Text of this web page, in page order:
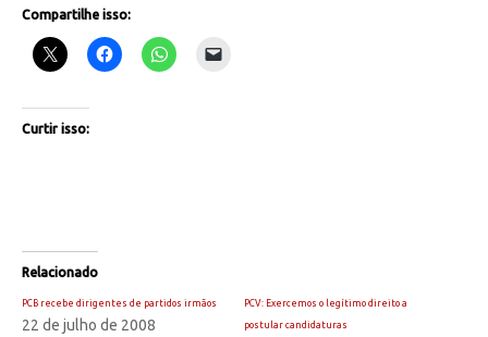
Compartilhe isso:
Curtir isso:
Relacionado
PCB recebe dirigentes de partidos irmãos
22 de julho de 2008
PCV: Exercemos o legítimo direito a
postular candidaturas